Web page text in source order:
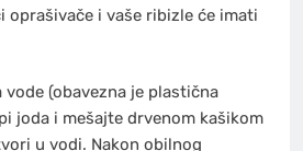
oprašivače i vaše ribizle će imati
vode (obavezna je plastična
joda i mešajte drvenom kašikom
u vodi. Nakon obilnog